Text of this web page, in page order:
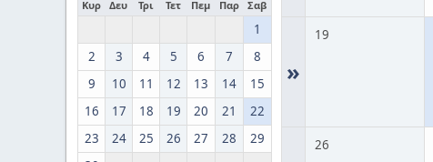
Κυρ Δευ Τρι Τετ Πεμ Παρ Σαβ
1
2
3 4 5 6 7
8
9
10 11 12 13 14
15
16
17 18 19 20 21
22
23
24 25 26 27 28
29
»
19
26